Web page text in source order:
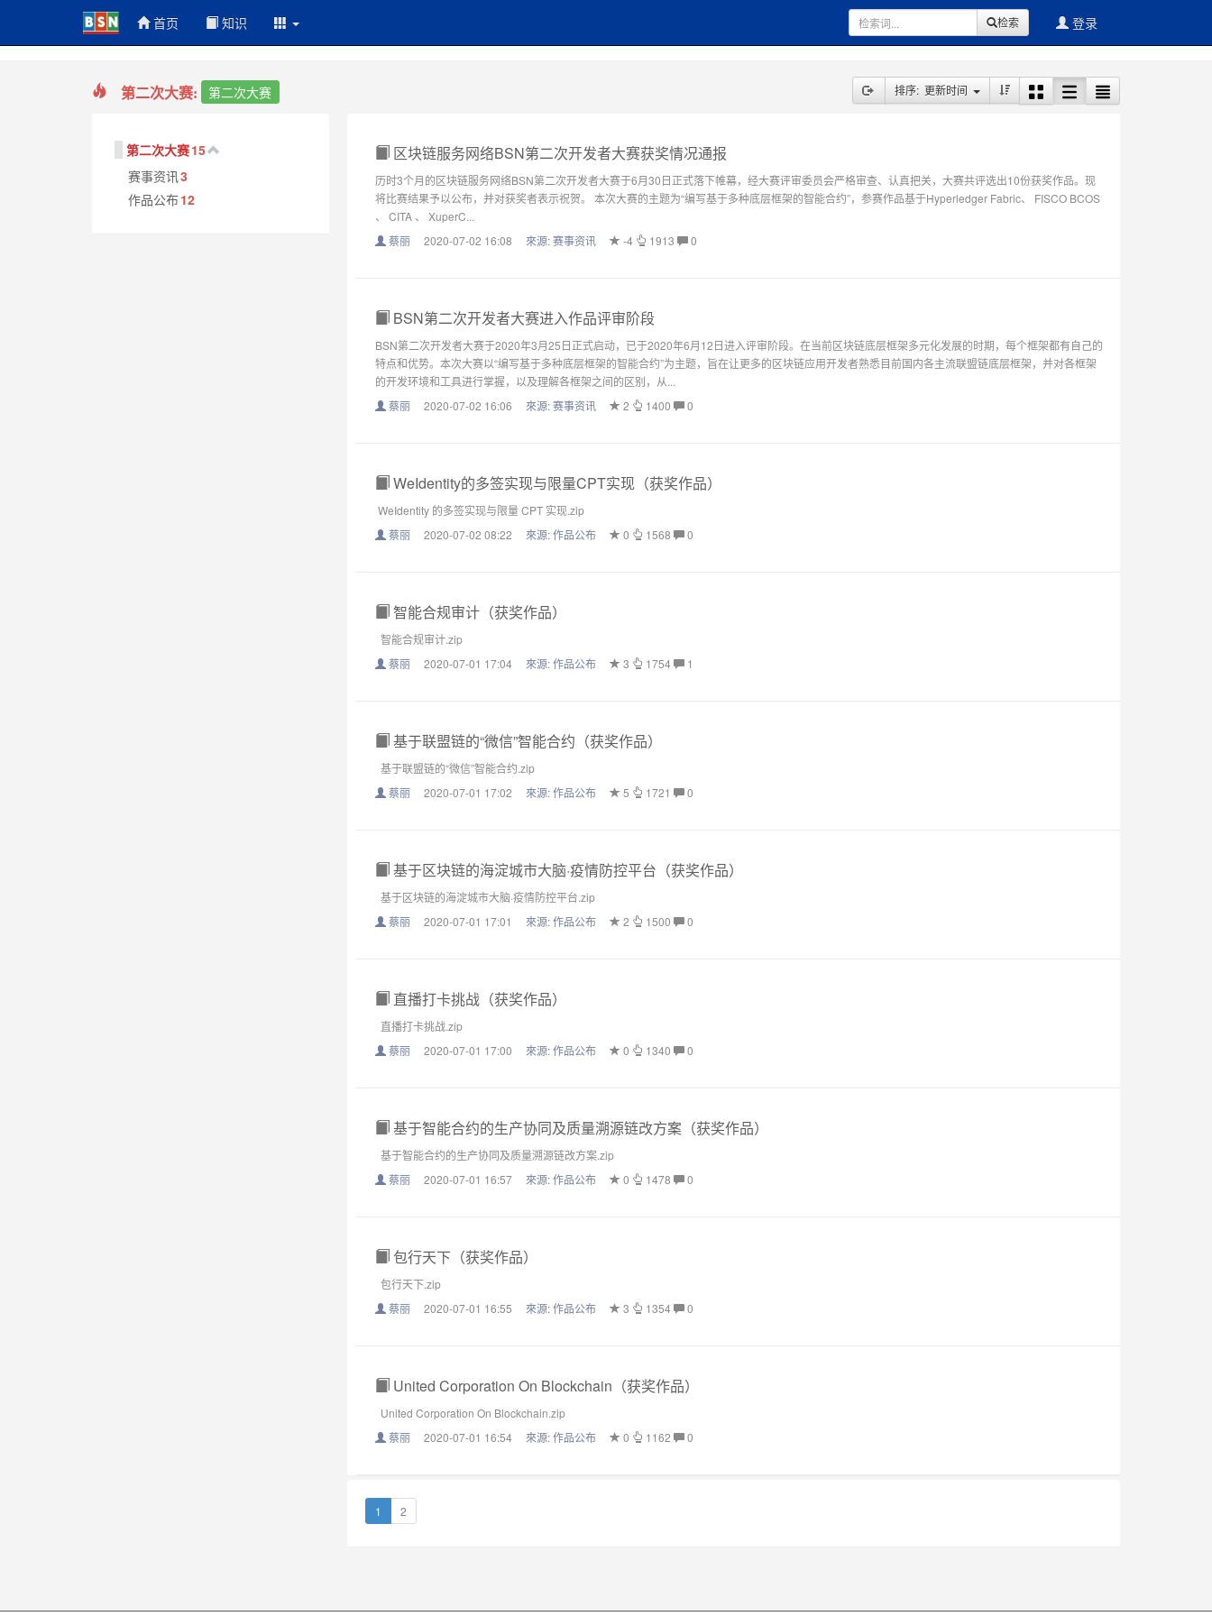
首页 知识 登录
检索
第二次大赛: 第二次大赛 排序: 更新时间
第二次大赛15
赛事资讯3
作品公布12
区块链服务网络BSN第二次开发者大赛获奖情况通报
历时3个月的区块链服务网络BSN第二次开发者大赛于6月30日正式落下帷幕，经大赛评审委员会严格审查、认真把关，大赛共评选出10份获奖作品。现
将比赛结果予以公布，并对获奖者表示祝贺。 本次大赛的主题为“编写基于多种底层框架的智能合约”，参赛作品基于Hyperledger Fabric、 FISCO BCOS
、 CITA 、 XuperC...
蔡丽
2020-07-02 16:08 來源:赛事资讯 -4 1913 0
BSN第二次开发者大赛进入作品评审阶段
BSN第二次开发者大赛于2020年3月25日正式启动，已于2020年6月12日进入评审阶段。在当前区块链底层框架多元化发展的时期，每个框架都有自己的
特点和优势。本次大赛以“编写基于多种底层框架的智能合约”为主题，旨在让更多的区块链应用开发者熟悉目前国内各主流联盟链底层框架，并对各框架
的开发环境和工具进行掌握，以及理解各框架之间的区别，从...
蔡丽
2020-07-02 16:06 來源:赛事资讯 2 1400 0
WeIdentity的多签实现与限量CPT实现（获奖作品）
WeIdentity 的多签实现与限量 CPT 实现.zip
蔡丽
2020-07-02 08:22 來源:作品公布 0 1568 0
智能合规审计（获奖作品）
智能合规审计.zip
蔡丽
2020-07-01 17:04 來源:作品公布 3 1754 1
基于联盟链的“微信”智能合约（获奖作品）
基于联盟链的“微信”智能合约.zip
蔡丽
2020-07-01 17:02 來源:作品公布 5 1721 0
基于区块链的海淀城市大脑·疫情防控平台（获奖作品）
基于区块链的海淀城市大脑·疫情防控平台.zip
蔡丽
2020-07-01 17:01 來源:作品公布 2 1500 0
直播打卡挑战（获奖作品）
直播打卡挑战.zip
蔡丽
2020-07-01 17:00 來源:作品公布 0 1340 0
基于智能合约的生产协同及质量溯源链改方案（获奖作品）
基于智能合约的生产协同及质量溯源链改方案.zip
蔡丽
2020-07-01 16:57 來源:作品公布 0 1478 0
包行天下（获奖作品）
包行天下.zip
蔡丽
2020-07-01 16:55 來源:作品公布 3 1354 0
United Corporation On Blockchain（获奖作品）
United Corporation On Blockchain.zip
蔡丽
2020-07-01 16:54 來源:作品公布 0 1162 0
1 2